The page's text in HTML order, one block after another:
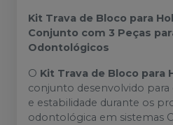
Kit Trava de Bloco para
Conjunto com 3 Peças
Odontológicos
O Kit Trava de Bloco para
conjunto desenvolvido para
e estabilidade durante os
odontológica em sistemas